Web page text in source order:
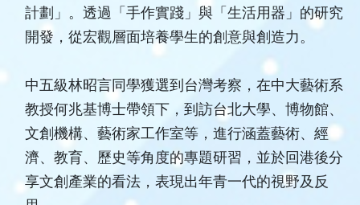
計劃」。透過「手作實踐」與「生活用器」的研究
開發，從宏觀層面培養學生的創意與創造力。
中五級林昭言同學獲選到台灣考察，在中大藝術系
教授何兆基博士帶領下，到訪台北大學、博物館、
文創機構、藝術家工作室等，進行涵蓋藝術、經
濟、教育、歷史等角度的專題研習，並於回港後分
享文創產業的看法，表現出年青一代的視野及反